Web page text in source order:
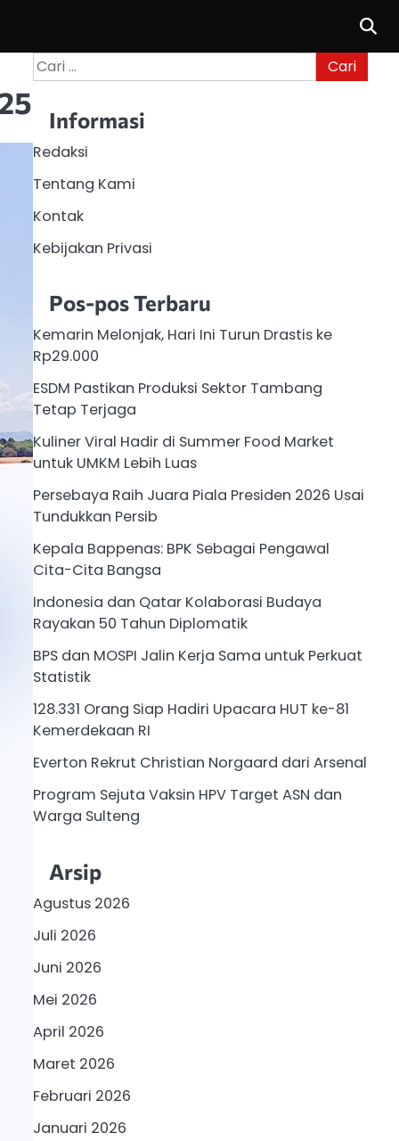
Cari
untuk:
Informasi
Redaksi
Tentang Kami
Kontak
Kebijakan Privasi
Pos-pos Terbaru
Kemarin Melonjak, Hari Ini Turun Drastis ke
Rp29.000
ESDM Pastikan Produksi Sektor Tambang
Tetap Terjaga
Kuliner Viral Hadir di Summer Food Market
untuk UMKM Lebih Luas
Persebaya Raih Juara Piala Presiden 2026 Usai
Tundukkan Persib
Kepala Bappenas: BPK Sebagai Pengawal
Cita-Cita Bangsa
Indonesia dan Qatar Kolaborasi Budaya
Rayakan 50 Tahun Diplomatik
BPS dan MOSPI Jalin Kerja Sama untuk Perkuat
Statistik
128.331 Orang Siap Hadiri Upacara HUT ke-81
Kemerdekaan RI
Everton Rekrut Christian Norgaard dari Arsenal
Program Sejuta Vaksin HPV Target ASN dan
Warga Sulteng
Arsip
Agustus 2026
Juli 2026
Juni 2026
Mei 2026
April 2026
Maret 2026
Februari 2026
Januari 2026